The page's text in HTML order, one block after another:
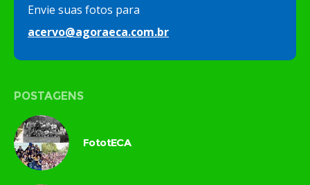
Envie suas fotos para
acervo@agoraeca.com.br
POSTAGENS
FototECA